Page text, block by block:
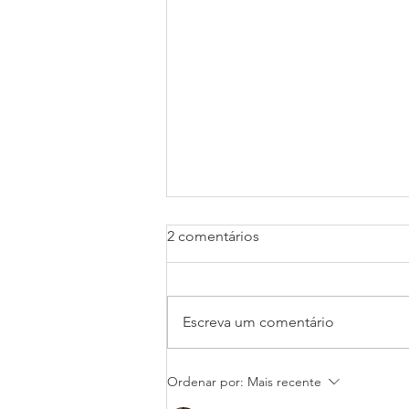
Atenção Polícia Civil do Pará:
2 comentários
Escreva um comentário
Ordenar por: Mais recente